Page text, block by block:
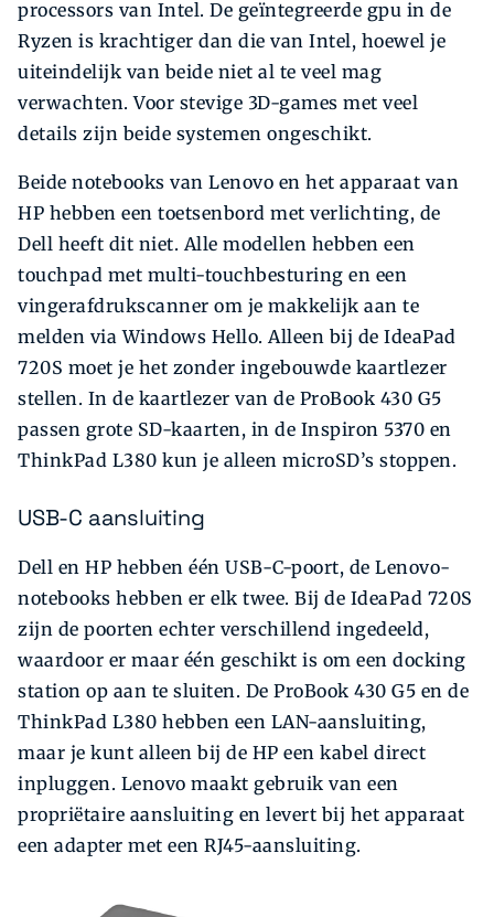
processors van Intel. De geïntegreerde gpu in de
Ryzen is krachtiger dan die van Intel, hoewel je
uiteindelijk van beide niet al te veel mag
verwachten. Voor stevige 3D-games met veel
details zijn beide systemen ongeschikt.
Beide notebooks van Lenovo en het apparaat van
HP hebben een toetsenbord met verlichting, de
Dell heeft dit niet. Alle modellen hebben een
touchpad met multi-touchbesturing en een
vingerafdrukscanner om je makkelijk aan te
melden via Windows Hello. Alleen bij de IdeaPad
720S moet je het zonder ingebouwde kaartlezer
stellen. In de kaartlezer van de ProBook 430 G5
passen grote SD-kaarten, in de Inspiron 5370 en
ThinkPad L380 kun je alleen microSD’s stoppen.
USB-C aansluiting
Dell en HP hebben één USB-C-poort, de Lenovo-
notebooks hebben er elk twee. Bij de IdeaPad 720S
zijn de poorten echter verschillend ingedeeld,
waardoor er maar één geschikt is om een docking
station op aan te sluiten. De ProBook 430 G5 en de
ThinkPad L380 hebben een LAN-aansluiting,
maar je kunt alleen bij de HP een kabel direct
inpluggen. Lenovo maakt gebruik van een
propriëtaire aansluiting en levert bij het apparaat
een adapter met een RJ45-aansluiting.